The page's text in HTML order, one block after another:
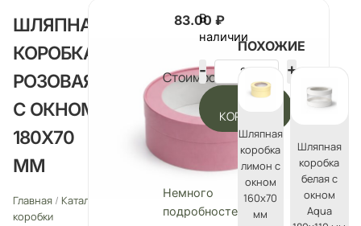
ШЛЯПНАЯ
КОРОБКА
РОЗОВАЯ
С ОКНОМ
180Х70
ММ
Главная / Каталог
коробки
Стоимость:
83.00₽
В
наличии
КОРЗИНУ
Немного
подробностей
ПОХОЖИЕ
Шляпная
коробка
лимон с
окном
160х70
мм
Шляпная
коробка
белая с
окном
Aqua